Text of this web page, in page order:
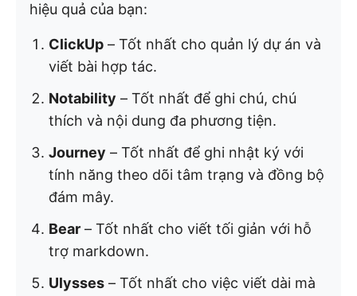
hiệu quả của bạn:
ClickUp – Tốt nhất cho quản lý dự án và
viết bài hợp tác.
Notability – Tốt nhất để ghi chú, chú
thích và nội dung đa phương tiện.
Journey – Tốt nhất để ghi nhật ký với
tính năng theo dõi tâm trạng và đồng bộ
đám mây.
Bear – Tốt nhất cho viết tối giản với hỗ
trợ markdown.
Ulysses – Tốt nhất cho việc viết dài mà